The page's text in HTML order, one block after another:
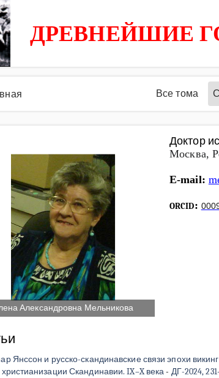
ДРЕВНЕЙШИЕ
Все тома
Александровна Мельникова
Доктор
Москва,
E-mail:
ORCID:
Янссон и русско-скандинавские связи эпохи
Скандинавии. IX–X века- ДГ-2024,